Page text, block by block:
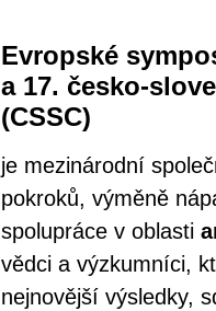
Evropské
a 17. česko-
(CSSC)
je mezinárodní
pokroků, výměně
spolupráce v oblasti
vědci a výzkumníci,
nejnovější výsledky,